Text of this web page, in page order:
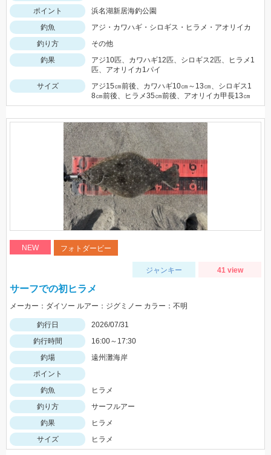
ポイント
浜名湖新居海釣公園
釣魚
アジ・カワハギ・シロギス・ヒラメ・アオリイカ
釣り方
その他
釣果
アジ10匹、カワハギ12匹、シロギス2匹、ヒラメ1
匹、アオリイカ1パイ
サイズ
アジ15㎝前後、カワハギ10㎝～13㎝、シロギス1
8㎝前後、ヒラメ35㎝前後、アオリイカ甲長13㎝
NEW フォトダービー
ジャンキー 41 view
サーフでの初ヒラメ
メーカー：ダイソー ルアー：ジグミノー カラー：不明
釣行日
2026/07/31
釣行時間
16:00～17:30
釣場
遠州灘海岸
ポイント
釣魚
ヒラメ
釣り方
サーフルアー
釣果
ヒラメ
サイズ
ヒラメ